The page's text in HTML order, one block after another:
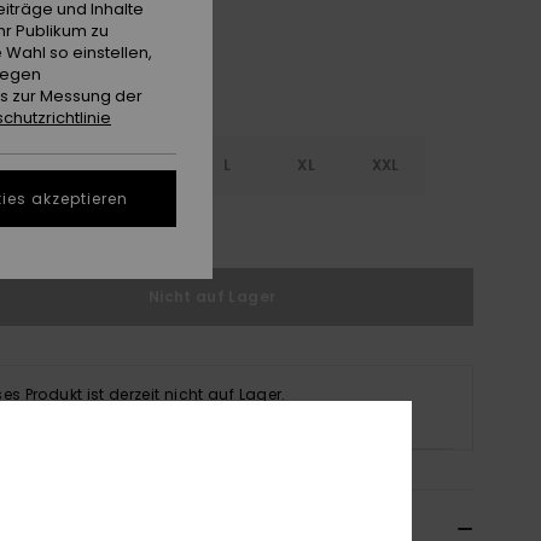
L XL XXL
ansehen
Produkt ist derzeit nicht auf Lager.
und Inhalte
Publikum zu
so einstellen,
zur Messung der
akzeptieren